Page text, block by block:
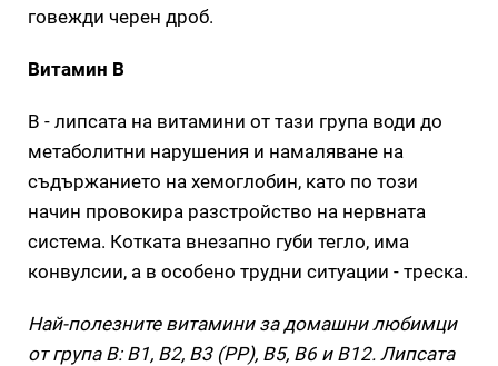
говежди черен дроб.
Витамин В
B - липсата на витамини от тази група води до
метаболитни нарушения и намаляване на
съдържанието на хемоглобин, като по този
начин провокира разстройство на нервната
система. Котката внезапно губи тегло, има
конвулсии, а в особено трудни ситуации - треска.
Най-полезните витамини за домашни любимци
от група B: B1, B2, B3 (PP), B5, B6 и B12. Липсата